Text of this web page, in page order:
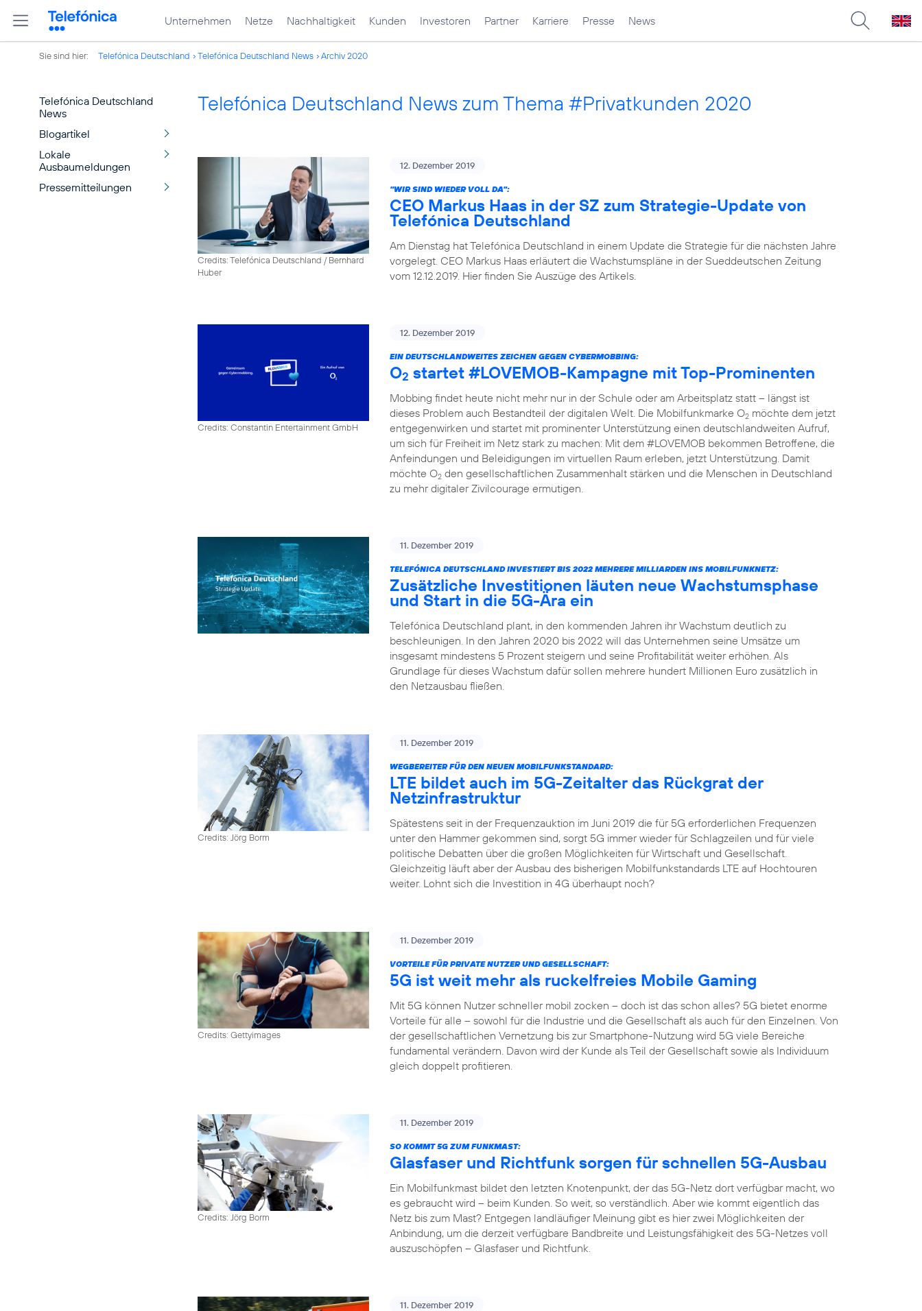
Unternehmen Netze Nachhaltigkeit Kunden Investoren Partner Karriere Presse News
Sie sind hier: Telefónica Deutschland Telefónica Deutschland News Archiv 2020
Telefónica Deutschland
News
Blogartikel
Lokale
Ausbaumeldungen
Pressemitteilungen
Telefónica Deutschland News zum Thema #Privatkunden 2020
Credits: Telefónica Deutschland / Bernhard
Huber
12. Dezember 2019
"WIR SIND WIEDER VOLL DA":
CEO Markus Haas in der SZ zum Strategie-Update von
Telefónica Deutschland
Am Dienstag hat Telefónica Deutschland in einem Update die Strategie für die nächsten Jahre
vorgelegt. CEO Markus Haas erläutert die Wachstumspläne in der Sueddeutschen Zeitung
vom 12.12.2019. Hier finden Sie Auszüge des Artikels.
Credits: Constantin Entertainment GmbH
12. Dezember 2019
EIN DEUTSCHLANDWEITES ZEICHEN GEGEN CYBERMOBBING:
O2 startet #LOVEMOB-Kampagne mit Top-Prominenten
Mobbing findet heute nicht mehr nur in der Schule oder am Arbeitsplatz statt – längst ist
dieses Problem auch Bestandteil der digitalen Welt. Die Mobilfunkmarke O2 möchte dem jetzt
entgegenwirken und startet mit prominenter Unterstützung einen deutschlandweiten Aufruf,
um sich für Freiheit im Netz stark zu machen: Mit dem #LOVEMOB bekommen Betroffene, die
Anfeindungen und Beleidigungen im virtuellen Raum erleben, jetzt Unterstützung. Damit
möchte O2 den gesellschaftlichen Zusammenhalt stärken und die Menschen in Deutschland
zu mehr digitaler Zivilcourage ermutigen.
11. Dezember 2019
TELEFÓNICA DEUTSCHLAND INVESTIERT BIS 2022 MEHRERE MILLIARDEN INS MOBILFUNKNETZ:
Zusätzliche Investitionen läuten neue Wachstumsphase
und Start in die 5G-Ära ein
Telefónica Deutschland plant, in den kommenden Jahren ihr Wachstum deutlich zu
beschleunigen. In den Jahren 2020 bis 2022 will das Unternehmen seine Umsätze um
insgesamt mindestens 5 Prozent steigern und seine Profitabilität weiter erhöhen. Als
Grundlage für dieses Wachstum dafür sollen mehrere hundert Millionen Euro zusätzlich in
den Netzausbau fließen.
Credits: Jörg Borm
11. Dezember 2019
WEGBEREITER FÜR DEN NEUEN MOBILFUNKSTANDARD:
LTE bildet auch im 5G-Zeitalter das Rückgrat der
Netzinfrastruktur
Spätestens seit in der Frequenzauktion im Juni 2019 die für 5G erforderlichen Frequenzen
unter den Hammer gekommen sind, sorgt 5G immer wieder für Schlagzeilen und für viele
politische Debatten über die großen Möglichkeiten für Wirtschaft und Gesellschaft.
Gleichzeitig läuft aber der Ausbau des bisherigen Mobilfunkstandards LTE auf Hochtouren
weiter. Lohnt sich die Investition in 4G überhaupt noch?
Credits: Gettyimages
11. Dezember 2019
VORTEILE FÜR PRIVATE NUTZER UND GESELLSCHAFT:
5G ist weit mehr als ruckelfreies Mobile Gaming
Mit 5G können Nutzer schneller mobil zocken – doch ist das schon alles? 5G bietet enorme
Vorteile für alle – sowohl für die Industrie und die Gesellschaft als auch für den Einzelnen. Von
der gesellschaftlichen Vernetzung bis zur Smartphone-Nutzung wird 5G viele Bereiche
fundamental verändern. Davon wird der Kunde als Teil der Gesellschaft sowie als Individuum
gleich doppelt profitieren.
Credits: Jörg Borm
11. Dezember 2019
SO KOMMT 5G ZUM FUNKMAST:
Glasfaser und Richtfunk sorgen für schnellen 5G-Ausbau
Ein Mobilfunkmast bildet den letzten Knotenpunkt, der das 5G-Netz dort verfügbar macht, wo
es gebraucht wird – beim Kunden. So weit, so verständlich. Aber wie kommt eigentlich das
Netz bis zum Mast? Entgegen landläufiger Meinung gibt es hier zwei Möglichkeiten der
Anbindung, um die derzeit verfügbare Bandbreite und Leistungsfähigkeit des 5G-Netzes voll
auszuschöpfen – Glasfaser und Richtfunk.
11. Dezember 2019